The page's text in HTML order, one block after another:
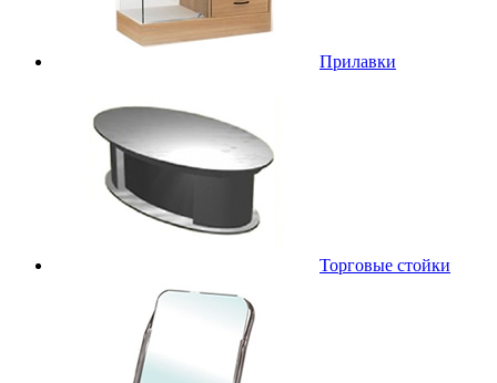
Прилавки
Торговые стойки